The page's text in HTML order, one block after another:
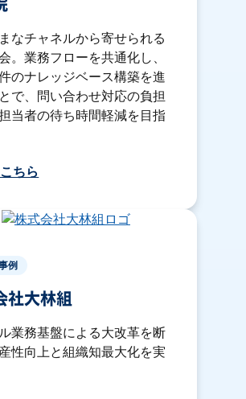
なチャネルから寄せられる
。業務フローを共通化し、
のナレッジベース構築を進
で、問い合わせ対応の負担
当者の待ち時間軽減を目指
ちら
例
社大林組
業務基盤による大改革を断
性向上と組織知最大化を実